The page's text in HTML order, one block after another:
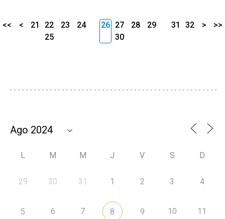
<< < 21 22 23
24
25
26 27 28
29
30
31 32 > >>
L M M J V S D
29 30 31 1 2 3 4
5 6 7 8 9 10 11